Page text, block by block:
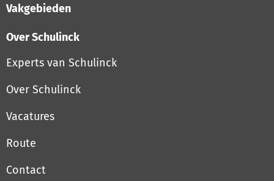
Vakgebieden
Over Schulinck
Experts van Schulinck
Over Schulinck
Vacatures
Route
Contact